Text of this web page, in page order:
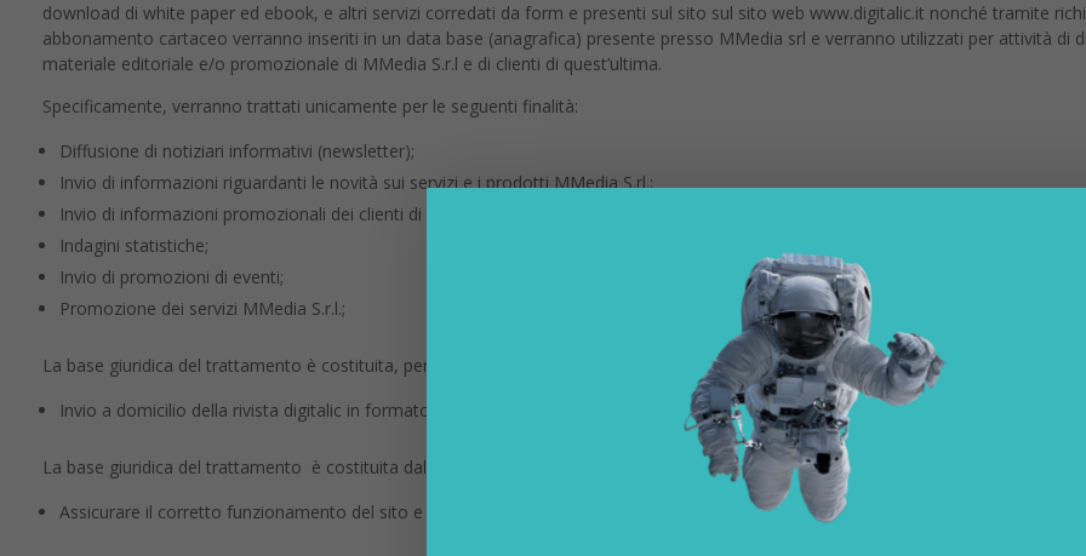
download di white paper ed ebook, e altri servizi corredati da form e presenti sul sito sul sito web www.digitalic.it nonché tramite
abbonamento cartaceo verranno inseriti in un data base (anagrafica) presente presso MMedia srl e verranno utilizzati per attività di
materiale editoriale e/o promozionale di MMedia S.r.l e di clienti di quest’ultima.
Specificamente, verranno trattati unicamente per le seguenti finalità:
Diffusione di notiziari informativi (newsletter);
Invio di informazioni riguardanti le novità sui servizi e i prodotti MMedia S.rl.;
Invio di informazioni promozionali dei clienti di MMedia SRL;
Indagini statistiche;
Invio di promozioni di eventi;
Promozione dei servizi MMedia S.r.l.;
La base giuridica del trattamento è costituita, per tutte le finalità sopra indicate, dal consenso.
Invio a domicilio della rivista digitalic in formato cartaceo;
La base giuridica del trattamento è costituita dal contratto.
Assicurare il corretto funzionamento del sito e dei suoi contenuti;